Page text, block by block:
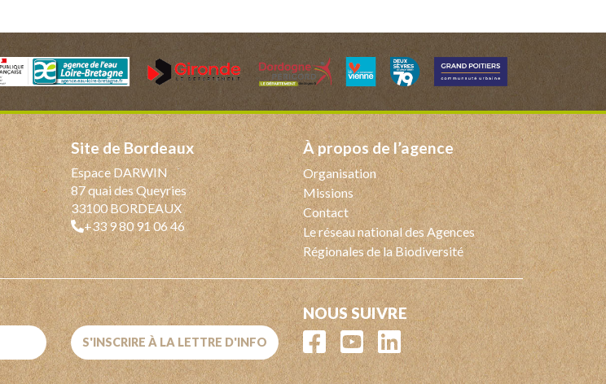
Site de Bordeaux
Espace DARWIN
87 quai des Queyries
33100 BORDEAUX
+33 9 80 91 06 46
à propos de l’agence
Organisation
Missions
Contact
Le réseau national des Agences
Régionales de la Biodiversité
S'INSCRIRE À LA LETTRE D'INFO
NOUS SUIVRE